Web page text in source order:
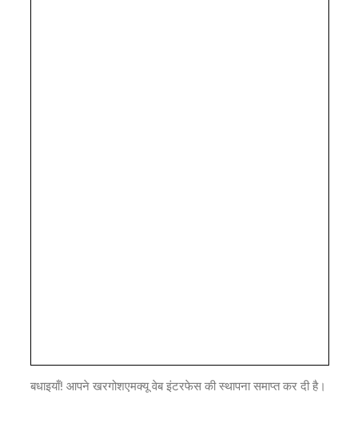
बधाइयाँ! आपने खरगोशएमक्यू वेब इंटरफेस की स्थापना समाप्त कर दी है।